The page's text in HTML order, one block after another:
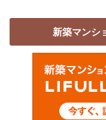
新築マンシ